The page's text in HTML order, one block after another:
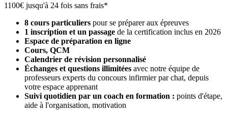
1100€ jusqu'à 24 fois sans frais*
8 cours particuliers pour se préparer aux épreuves
1 inscription et un passage de la certification inclus en 2026
Espace de préparation en ligne
Cours, QCM
Calendrier de révision personnalisé
Échanges et questions illimitées avec notre équipe de
professeurs experts du concours infirmier par chat, depuis
votre espace apprenant
Suivi quotidien par un coach en formation : points d'étape,
aide à l'organisation, motivation